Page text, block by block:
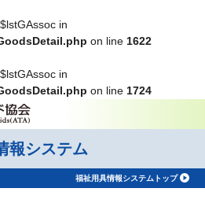
in
on line 1622
in
on line 1724
報システム
福祉用具情報システムトップ